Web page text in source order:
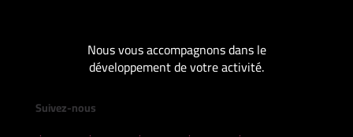
Nous vous accompagnons dans le
développement de votre activité.
Suivez-nous